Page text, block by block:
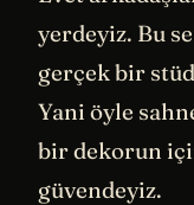
yerdeyiz. Bu
gerçek bir
Yani öyle
bir dekorun
güvendeyiz.